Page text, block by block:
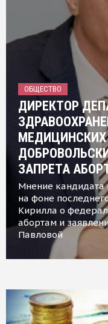
ОБЩЕСТВО
ДИРЕКТОР
МЕДИЦИНСКИХ
ЗАПРЕТА
Мнение кандидата
на фоне
Кирилла о
абортам и
Павловой